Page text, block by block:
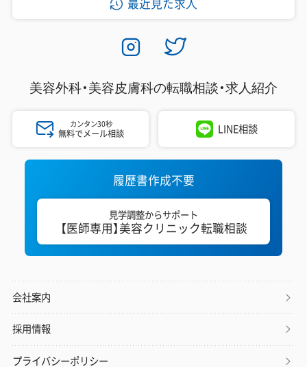
美容外科・美容皮膚科の転職相談・求人紹介
カンタン30秒
無料でメール相談 LINE相談
履歴書作成不要
見学調整からサポート
【医師専用】美容クリニック転職相談
会社案内
採用情報
プライバシーポリシー